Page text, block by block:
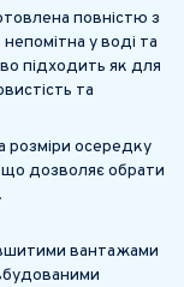
повністю з
у воді та
підходить як для
та
розміри осередку
що дозволяє обрати
вантажами